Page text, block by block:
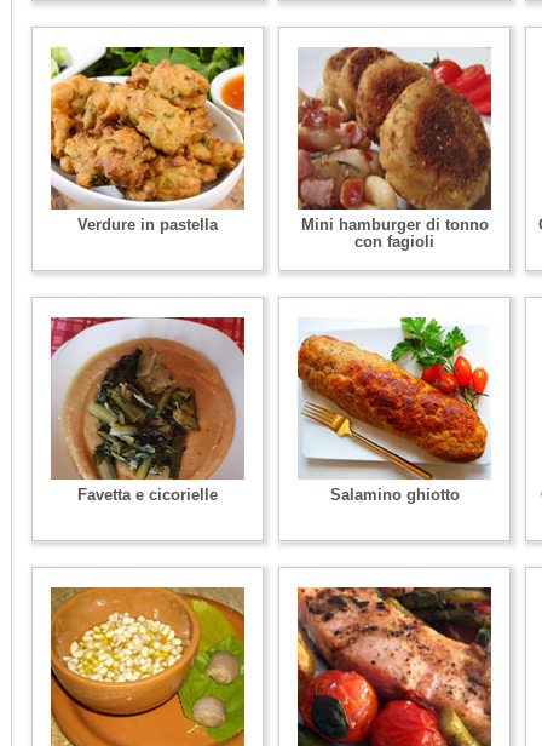
Verdure in pastella
Mini hamburger di tonno
con fagioli
Favetta e cicorielle Salamino ghiotto